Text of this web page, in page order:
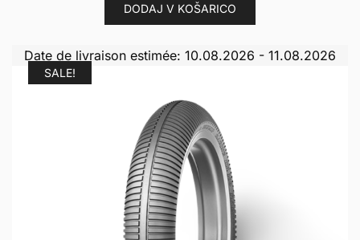
DODAJ V KOŠARICO
Date de livraison estimée: 10.08.2026 - 11.08.2026
SALE!